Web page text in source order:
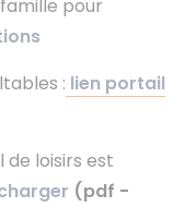
pour
: lien portail
de loisirs est
(pdf -